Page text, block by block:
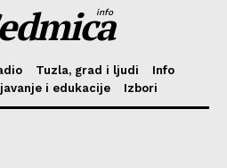
info
Tuzla, grad i ljudi
Info
i edukacije Izbori